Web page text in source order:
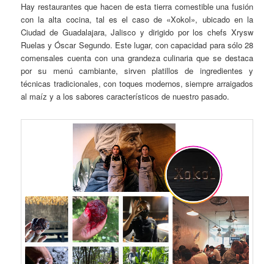
Hay restaurantes que hacen de esta tierra comestible una fusión
con la alta cocina, tal es el caso de «Xokol», ubicado en la
Ciudad de Guadalajara, Jalisco y dirigido por los chefs Xrysw
Ruelas y Óscar Segundo. Este lugar, con capacidad para sólo 28
comensales cuenta con una grandeza culinaria que se destaca
por su menú cambiante, sirven platillos de ingredientes y
técnicas tradicionales, con toques modernos, siempre arraigados
al maíz y a los sabores característicos de nuestro pasado.